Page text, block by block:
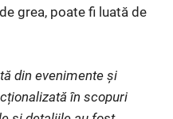
grea, poate fi luată de
din evenimente și
în scopuri